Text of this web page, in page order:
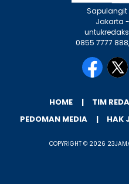
Sapulangit
Jakarta
0855 7777
HOME TIM
PEDOMAN MEDIA
HAK
COPYRIGHT © 2026